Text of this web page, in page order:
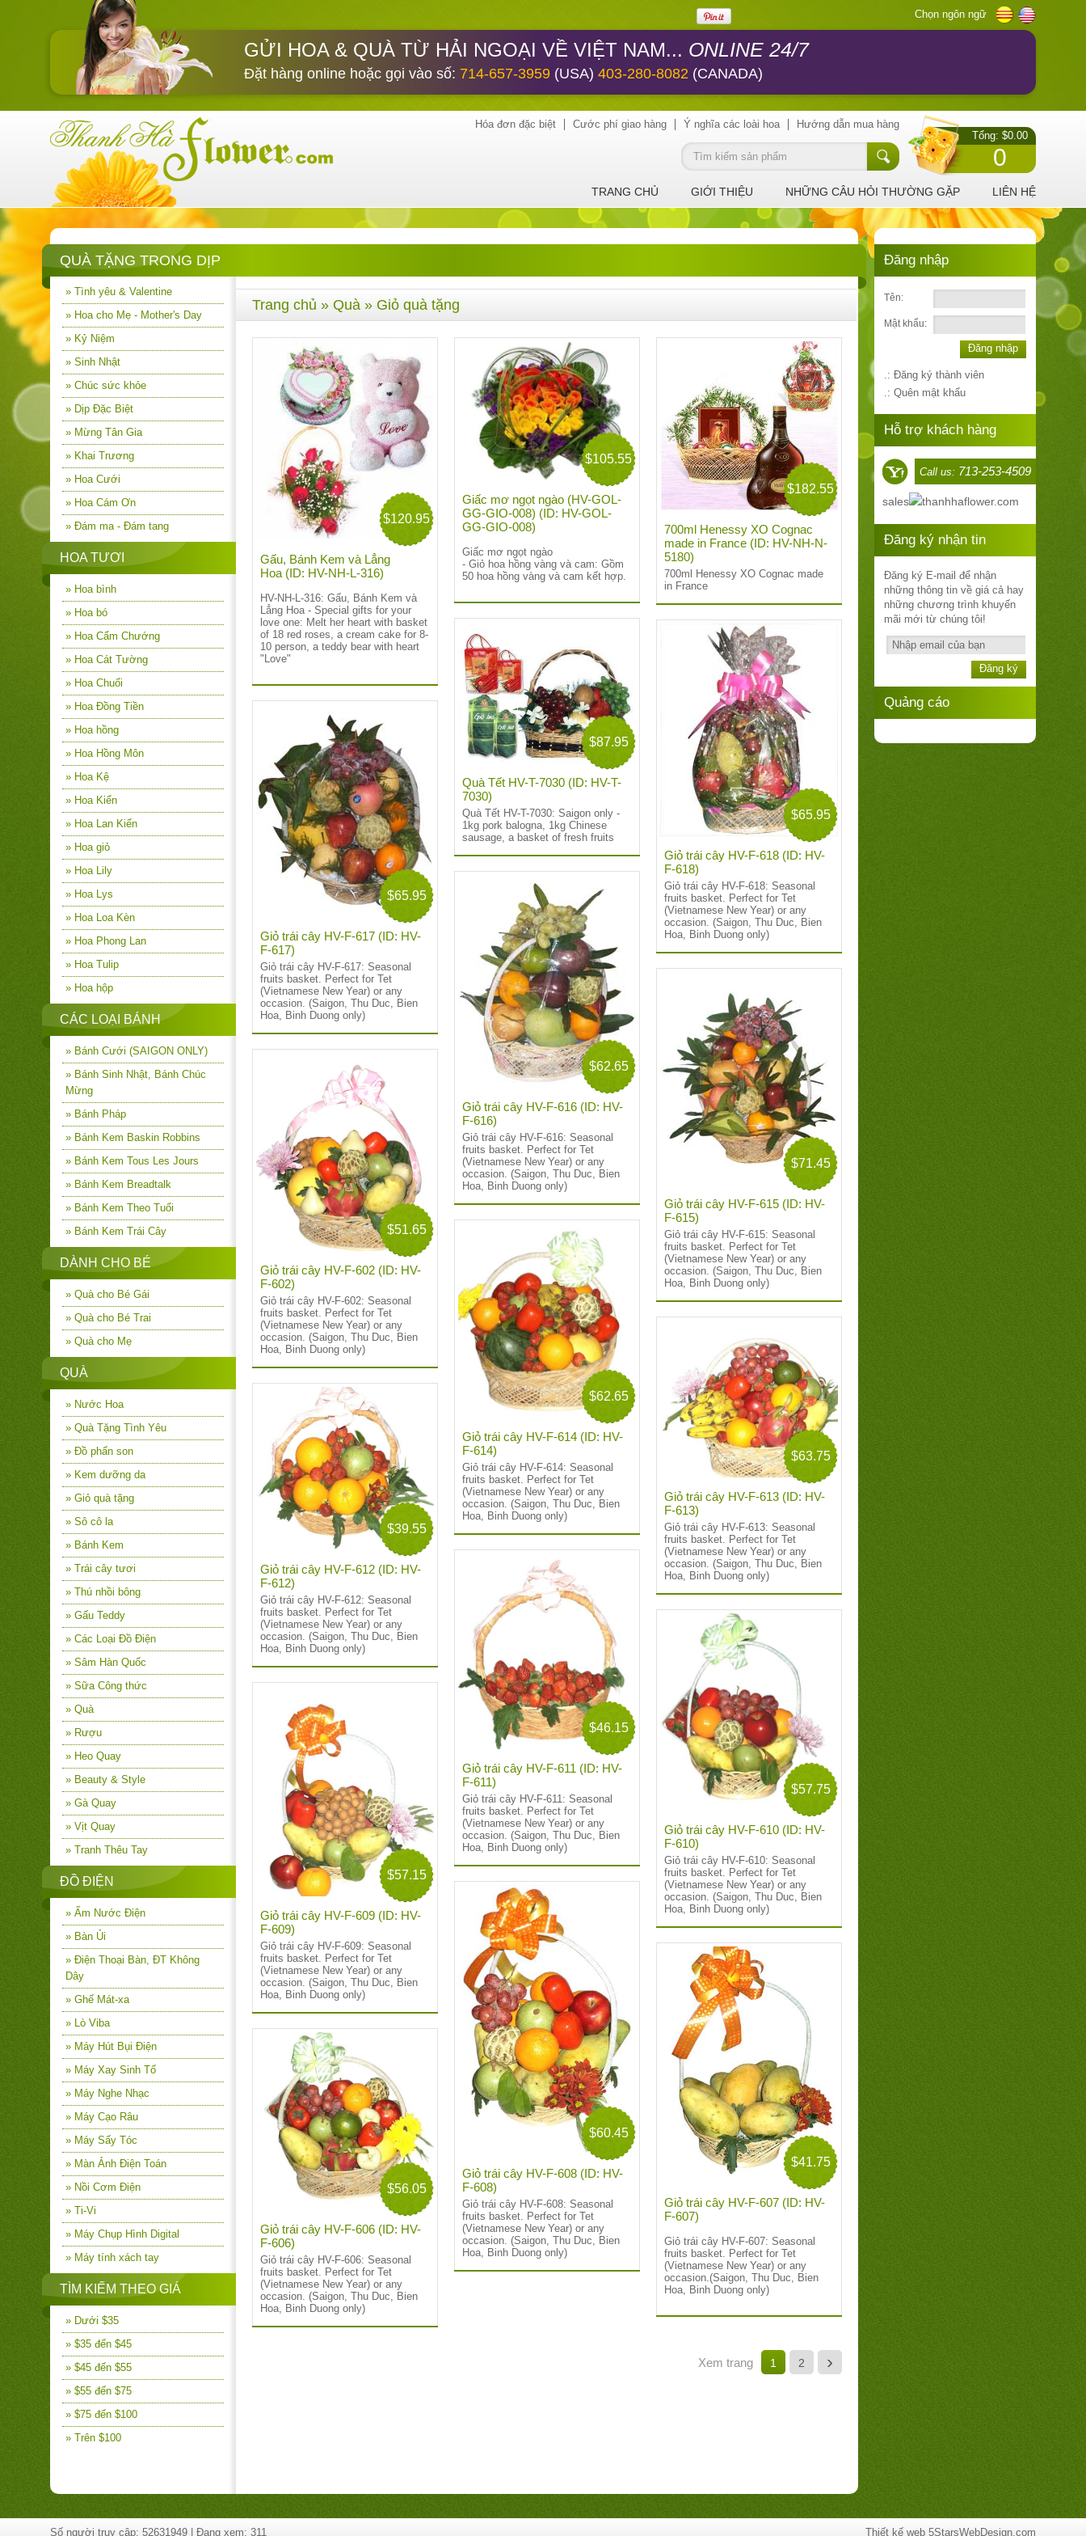
Chọn ngôn ngữ
GỬI HOA & QUÀ TỪ HẢI NGOẠI VỀ VIỆT NAM... ONLINE 24/7
Đặt hàng online hoặc gọi vào số: 714-657-3959 (USA) 403-280-8082 (CANADA)
Tổng: $0.00
0
Hóa đơn đặc biệt Cước phí giao hàng Ý nghĩa các loài hoa Hướng dẫn mua hàng
TRANG CHỦ GIỚI THIỆU NHỮNG CÂU HỎI THƯỜNG GẶP LIÊN HỆ
QUÀ TẶNG TRONG DỊP
» Tình yêu & Valentine
» Hoa cho Mẹ - Mother's Day
» Kỷ Niệm
» Sinh Nhật
» Chúc sức khỏe
» Dịp Đặc Biệt
» Mừng Tân Gia
» Khai Trương
» Hoa Cưới
» Hoa Cám Ơn
» Đám ma - Đám tang
HOA TƯƠI
» Hoa bình
» Hoa bó
» Hoa Cẩm Chướng
» Hoa Cát Tường
» Hoa Chuối
» Hoa Đồng Tiền
» Hoa hồng
» Hoa Hồng Môn
» Hoa Kệ
» Hoa Kiển
» Hoa Lan Kiển
» Hoa giỏ
» Hoa Lily
» Hoa Lys
» Hoa Loa Kèn
» Hoa Phong Lan
» Hoa Tulip
» Hoa hộp
CÁC LOẠI BÁNH
» Bánh Cưới (SAIGON ONLY)
» Bánh Sinh Nhật, Bánh Chúc
Mừng
» Bánh Pháp
» Bánh Kem Baskin Robbins
» Bánh Kem Tous Les Jours
» Bánh Kem Breadtalk
» Bánh Kem Theo Tuổi
» Bánh Kem Trái Cây
DÀNH CHO BÉ
» Quà cho Bé Gái
» Quà cho Bé Trai
» Quà cho Mẹ
QUÀ
» Nước Hoa
» Quà Tặng Tình Yêu
» Đồ phấn son
» Kem dưỡng da
» Giỏ quà tặng
» Sô cô la
» Bánh Kem
» Trái cây tươi
» Thú nhồi bông
» Gấu Teddy
» Các Loại Đồ Điện
» Sâm Hàn Quốc
» Sữa Công thức
» Quà
» Rượu
» Heo Quay
» Beauty & Style
» Gà Quay
» Vịt Quay
» Tranh Thêu Tay
ĐỒ ĐIỆN
» Ấm Nước Điện
» Bàn Ủi
» Điện Thoại Bàn, ĐT Không
Dây
» Ghế Mát-xa
» Lò Viba
» Máy Hút Bụi Điện
» Máy Xay Sinh Tố
» Máy Nghe Nhạc
» Máy Cạo Râu
» Máy Sấy Tóc
» Màn Ảnh Điện Toán
» Nồi Cơm Điện
» Ti-Vi
» Máy Chụp Hình Digital
» Máy tính xách tay
TÌM KIẾM THEO GIÁ
» Dưới $35
» $35 đến $45
» $45 đến $55
» $55 đến $75
» $75 đến $100
» Trên $100
Trang chủ » Quà » Giỏ quà tặng
$120.95
Gấu, Bánh Kem và Lẳng
Hoa (ID: HV-NH-L-316)
HV-NH-L-316: Gấu, Bánh Kem và
Lẳng Hoa - Special gifts for your
love one: Melt her heart with basket
of 18 red roses, a cream cake for 8-
10 person, a teddy bear with heart
"Love"
$105.55
Giấc mơ ngọt ngào (HV-GOL-
GG-GIO-008) (ID: HV-GOL-
GG-GIO-008)
Giấc mơ ngọt ngào
- Giỏ hoa hồng vàng và cam: Gồm
50 hoa hồng vàng và cam kết hợp.
$182.55
700ml Henessy XO Cognac
made in France (ID: HV-NH-N-
5180)
700ml Henessy XO Cognac made
in France
$87.95
Quà Tết HV-T-7030 (ID: HV-T-
7030)
Quà Tết HV-T-7030: Saigon only -
1kg pork balogna, 1kg Chinese
sausage, a basket of fresh fruits
$65.95
Giỏ trái cây HV-F-618 (ID: HV-
F-618)
Giỏ trái cây HV-F-618: Seasonal
fruits basket. Perfect for Tet
(Vietnamese New Year) or any
occasion. (Saigon, Thu Duc, Bien
Hoa, Binh Duong only)
$65.95
Giỏ trái cây HV-F-617 (ID: HV-
F-617)
Giỏ trái cây HV-F-617: Seasonal
fruits basket. Perfect for Tet
(Vietnamese New Year) or any
occasion. (Saigon, Thu Duc, Bien
Hoa, Binh Duong only)
$62.65
Giỏ trái cây HV-F-616 (ID: HV-
F-616)
Giỏ trái cây HV-F-616: Seasonal
fruits basket. Perfect for Tet
(Vietnamese New Year) or any
occasion. (Saigon, Thu Duc, Bien
Hoa, Binh Duong only)
$71.45
Giỏ trái cây HV-F-615 (ID: HV-
F-615)
Giỏ trái cây HV-F-615: Seasonal
fruits basket. Perfect for Tet
(Vietnamese New Year) or any
occasion. (Saigon, Thu Duc, Bien
Hoa, Binh Duong only)
$51.65
Giỏ trái cây HV-F-602 (ID: HV-
F-602)
Giỏ trái cây HV-F-602: Seasonal
fruits basket. Perfect for Tet
(Vietnamese New Year) or any
occasion. (Saigon, Thu Duc, Bien
Hoa, Binh Duong only)
$62.65
Giỏ trái cây HV-F-614 (ID: HV-
F-614)
Giỏ trái cây HV-F-614: Seasonal
fruits basket. Perfect for Tet
(Vietnamese New Year) or any
occasion. (Saigon, Thu Duc, Bien
Hoa, Binh Duong only)
$63.75
Giỏ trái cây HV-F-613 (ID: HV-
F-613)
Giỏ trái cây HV-F-613: Seasonal
fruits basket. Perfect for Tet
(Vietnamese New Year) or any
occasion. (Saigon, Thu Duc, Bien
Hoa, Binh Duong only)
$39.55
Giỏ trái cây HV-F-612 (ID: HV-
F-612)
Giỏ trái cây HV-F-612: Seasonal
fruits basket. Perfect for Tet
(Vietnamese New Year) or any
occasion. (Saigon, Thu Duc, Bien
Hoa, Binh Duong only)
$46.15
Giỏ trái cây HV-F-611 (ID: HV-
F-611)
Giỏ trái cây HV-F-611: Seasonal
fruits basket. Perfect for Tet
(Vietnamese New Year) or any
occasion. (Saigon, Thu Duc, Bien
Hoa, Binh Duong only)
$57.75
Giỏ trái cây HV-F-610 (ID: HV-
F-610)
Giỏ trái cây HV-F-610: Seasonal
fruits basket. Perfect for Tet
(Vietnamese New Year) or any
occasion. (Saigon, Thu Duc, Bien
Hoa, Binh Duong only)
$57.15
Giỏ trái cây HV-F-609 (ID: HV-
F-609)
Giỏ trái cây HV-F-609: Seasonal
fruits basket. Perfect for Tet
(Vietnamese New Year) or any
occasion. (Saigon, Thu Duc, Bien
Hoa, Binh Duong only)
$60.45
Giỏ trái cây HV-F-608 (ID: HV-
F-608)
Giỏ trái cây HV-F-608: Seasonal
fruits basket. Perfect for Tet
(Vietnamese New Year) or any
occasion. (Saigon, Thu Duc, Bien
Hoa, Binh Duong only)
$41.75
Giỏ trái cây HV-F-607 (ID: HV-
F-607)
Giỏ trái cây HV-F-607: Seasonal
fruits basket. Perfect for Tet
(Vietnamese New Year) or any
occasion.(Saigon, Thu Duc, Bien
Hoa, Binh Duong only)
$56.05
Giỏ trái cây HV-F-606 (ID: HV-
F-606)
Giỏ trái cây HV-F-606: Seasonal
fruits basket. Perfect for Tet
(Vietnamese New Year) or any
occasion. (Saigon, Thu Duc, Bien
Hoa, Binh Duong only)
1 2 ›
Xem trang
Đăng nhập
Tên:
Mật khẩu:
Đăng nhập
.: Đăng ký thành viên
.: Quên mật khẩu
Hỗ trợ khách hàng
Call us: 713-253-4509
sales thanhhaflower.com
Đăng ký nhận tin
Đăng ký E-mail để nhận
những thông tin về giá cả hay
những chương trình khuyến
mãi mới từ chúng tôi!
Đăng ký
Quảng cáo
Số người truy cập: 52631949 | Đang xem: 311 Thiết kế web 5StarsWebDesign.com